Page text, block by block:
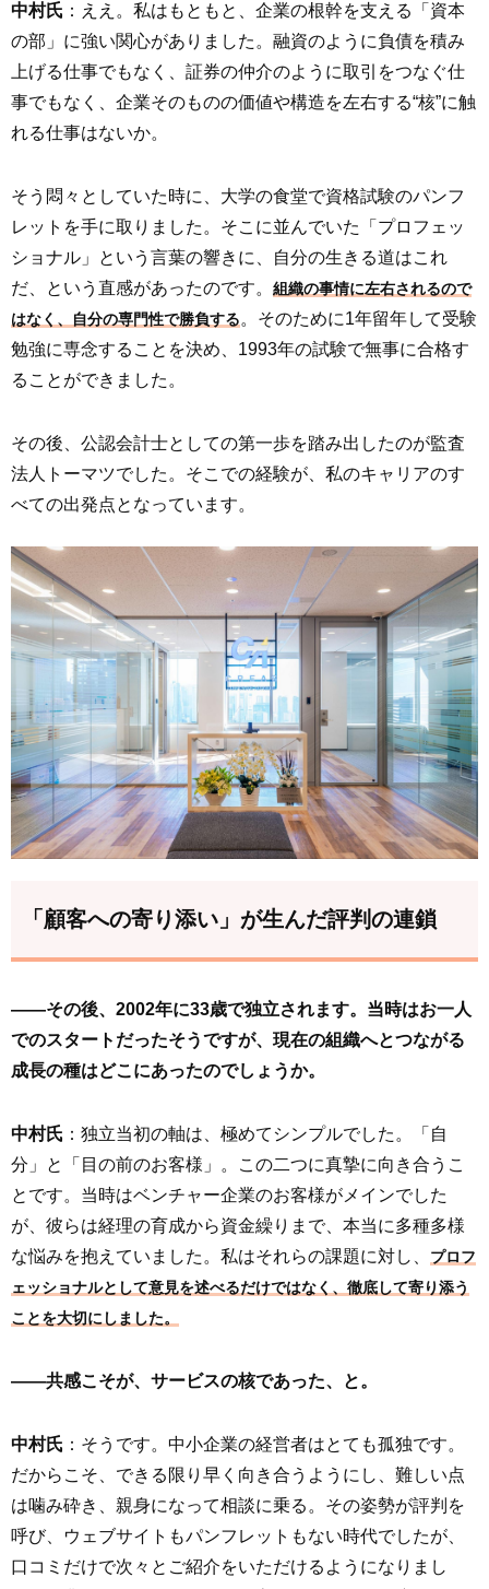
中村氏 ：ええ。私はもともと、企業の根幹を支える「資本
の部」に強い関心がありました。融資のように負債を積み
上げる仕事でもなく、証券の仲介のように取引をつなぐ仕
事でもなく、企業そのものの価値や構造を左右する“核”に触
れる仕事はないか。
そう悶々としていた時に、大学の食堂で資格試験のパンフ
レットを手に取りました。そこに並んでいた「プロフェッ
ショナル」という言葉の響きに、自分の生きる道はこれ
だ、という直感があったのです。 組織の事情に左右されるので
はなく、自分の専門性で勝負する 。そのために1年留年して受験
勉強に専念することを決め、1993年の試験で無事に合格す
ることができました。
その後、公認会計士としての第一歩を踏み出したのが監査
法人トーマツでした。そこでの経験が、私のキャリアのす
べての出発点となっています。
「顧客への寄り添い」が生んだ評判の連鎖
――その後、2002年に33歳で独立されます。当時はお一人
でのスタートだったそうですが、現在の組織へとつながる
成長の種はどこにあったのでしょうか。
中村氏 ：独立当初の軸は、極めてシンプルでした。「自
分」と「目の前のお客様」。この二つに真摯に向き合うこ
とです。当時はベンチャー企業のお客様がメインでした
が、彼らは経理の育成から資金繰りまで、本当に多種多様
な悩みを抱えていました。私はそれらの課題に対し、
プロフ
ェッショナルとして意見を述べるだけではなく、徹底して寄り添う
ことを大切にしました。
――共感こそが、サービスの核であった、と。
中村氏 ：そうです。中小企業の経営者はとても孤独です。
だからこそ、できる限り早く向き合うようにし、難しい点
は噛み砕き、親身になって相談に乗る。その姿勢が評判を
呼び、ウェブサイトもパンフレットもない時代でしたが、
口コミだけで次々とご紹介をいただけるようになりまし